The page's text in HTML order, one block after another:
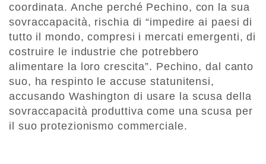
coordinata. Anche perché Pechino, con la sua
sovraccapacità, rischia di “impedire ai paesi di
tutto il mondo, compresi i mercati emergenti, di
costruire le industrie che potrebbero
alimentare la loro crescita”. Pechino, dal canto
suo, ha respinto le accuse statunitensi,
accusando Washington di usare la scusa della
sovraccapacità produttiva come una scusa per
il suo protezionismo commerciale.